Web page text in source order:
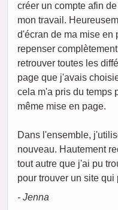
créer un compte afin
mon travail.
d'écran de ma mise en
repenser
retrouver toutes les
page que j'avais
cela m'a pris du temps
même mise en page.
Dans l'ensemble,
nouveau. Hautement
tout autre que j'ai pu
pour trouver un site
- Jenna